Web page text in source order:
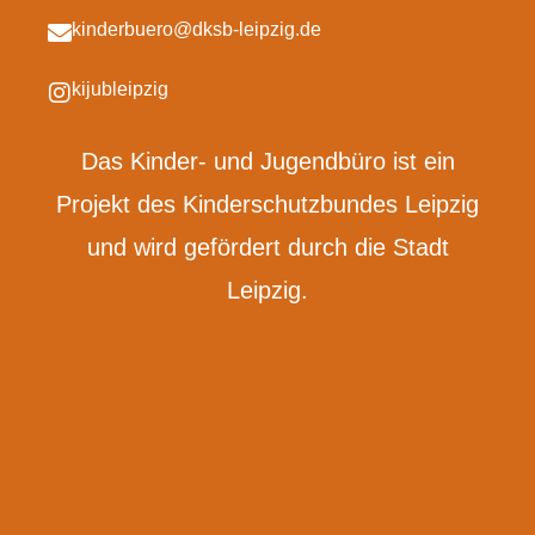
kinderbuero@dksb-leipzig.de
kijubleipzig
Das Kinder- und Jugendbüro ist ein
Projekt des Kinderschutzbundes Leipzig
und wird gefördert durch die Stadt
Leipzig.